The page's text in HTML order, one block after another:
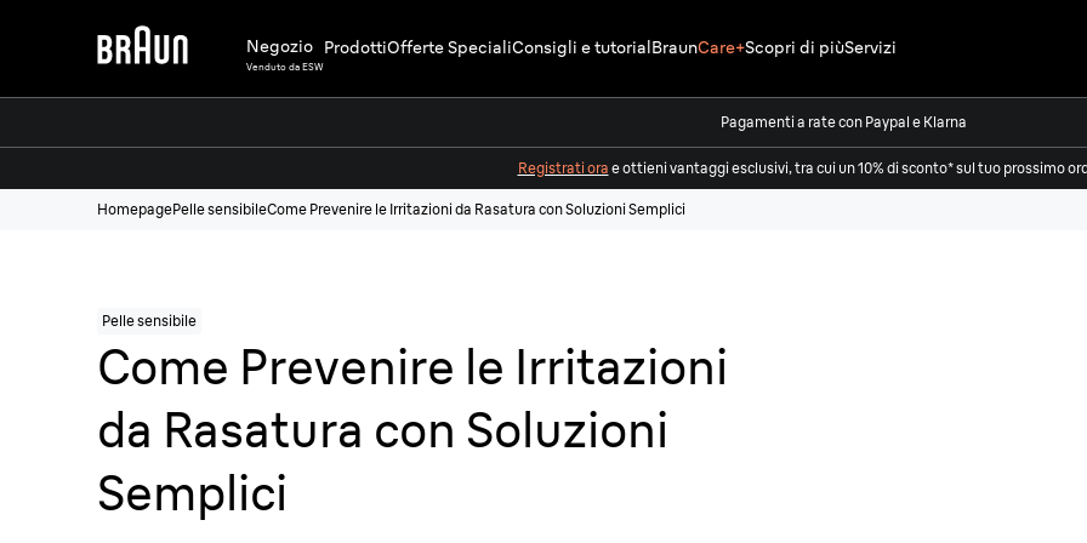
Negozio
Venduto da ESW
ProdottiOfferte SpecialiConsigli e tutorialBraunCare+Scopri di piùServizi
Pagamenti a rate con Paypal e Klarna
Registrati ora e ottieni vantaggi esclusivi, tra cui un 10% di sconto* sul tuo prossimo
HomepagePelle sensibileCome Prevenire le Irritazioni da Rasatura con Soluzioni Semplici
Pelle sensibile
Come Prevenire le Irritazioni
da Rasatura con Soluzioni
Semplici